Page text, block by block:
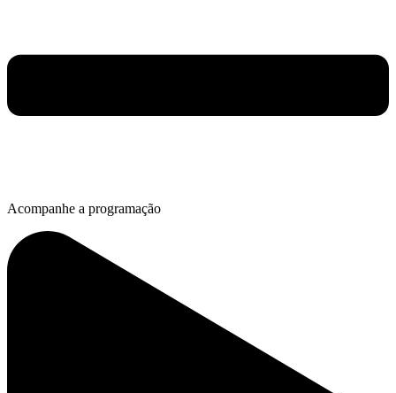
Acompanhe a programação